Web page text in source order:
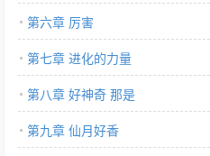
第六章 厉害
第七章 进化的力量
第八章 好神奇 那是
第九章 仙月好香